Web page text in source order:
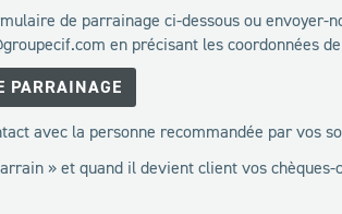
de parrainage ci-dessous ou envoyer-
en précisant les coordonnées
PARRAINAGE
avec la personne recommandée par vos
» et quand il devient client vos chèques-